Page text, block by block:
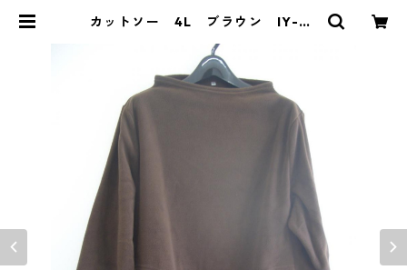
カットソー 4L ブラウン IY-43